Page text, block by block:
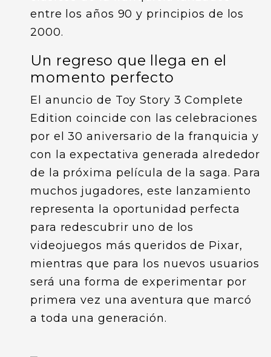
entre los años 90 y principios de los
2000.
Un regreso que llega en el
momento perfecto
El anuncio de Toy Story 3 Complete
Edition coincide con las celebraciones
por el 30 aniversario de la franquicia y
con la expectativa generada alrededor
de la próxima película de la saga. Para
muchos jugadores, este lanzamiento
representa la oportunidad perfecta
para redescubrir uno de los
videojuegos más queridos de Pixar,
mientras que para los nuevos usuarios
será una forma de experimentar por
primera vez una aventura que marcó
a toda una generación.